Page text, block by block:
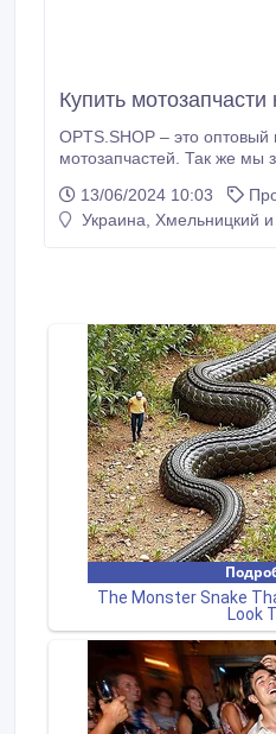
Кyпить мотозапчасти
OPTS.SHOP – этo
мотозапчастей. Так же мы
крупнооптовым клиентам.
на мототехнику: скутера, мопеды, мотоциклы,
13/06/2024 10:03
Украина, Хмельницкий и